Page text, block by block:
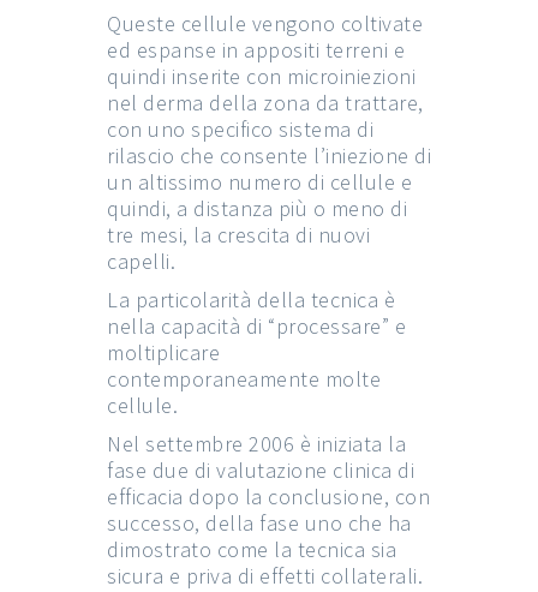
Queste cellule vengono coltivate
ed espanse in appositi terreni e
quindi inserite con microiniezioni
nel derma della zona da trattare,
con uno specifico sistema di
rilascio che consente l’iniezione di
un altissimo numero di cellule e
quindi, a distanza più o meno di
tre mesi, la crescita di nuovi
capelli.
La particolarità della tecnica è
nella capacità di “processare” e
moltiplicare
contemporaneamente molte
cellule.
Nel settembre 2006 è iniziata la
fase due di valutazione clinica di
efficacia dopo la conclusione, con
successo, della fase uno che ha
dimostrato come la tecnica sia
sicura e priva di effetti collaterali.